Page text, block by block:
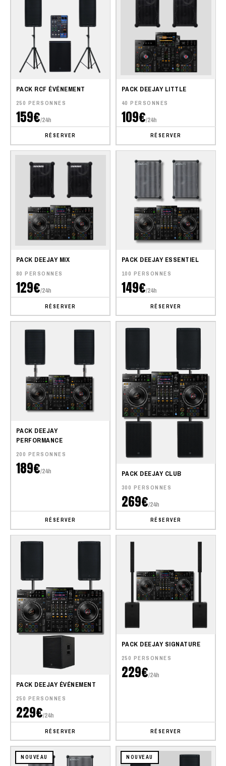
PACK RCF ÉVÉNEMENT
250 PERSONNES
159€/24h
RÉSERVER
PACK DEEJAY LITTLE
40 PERSONNES
109€/24h
RÉSERVER
PACK DEEJAY MIX
80 PERSONNES
129€/24h
RÉSERVER
PACK DEEJAY ESSENTIEL
100 PERSONNES
149€/24h
RÉSERVER
PACK DEEJAY
PERFORMANCE
200 PERSONNES
189€/24h
RÉSERVER
PACK DEEJAY CLUB
300 PERSONNES
269€/24h
RÉSERVER
PACK DEEJAY ÉVÉNEMENT
250 PERSONNES
229€/24h
RÉSERVER
PACK DEEJAY SIGNATURE
250 PERSONNES
229€/24h
RÉSERVER
NOUVEAU NOUVEAU